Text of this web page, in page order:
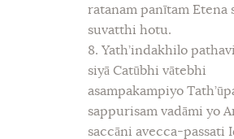
ratanam panītam Etena
suvatthi hotu.
8. Yath’indakhilo
siyā Catūbhi vātebhi
asampakampiyo
sappurisam vadāmi yo
saccāni avecca-passati